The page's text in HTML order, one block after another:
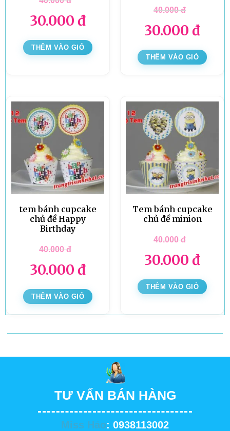
30.000 đ
THÊM VÀO GIỎ
40.000đ
30.000 đ
THÊM VÀO GIỎ
tem bánh cupcake
chủ đề Happy
Birthday
40.000đ
30.000 đ
THÊM VÀO GIỎ
Tem bánh cupcake
chủ đề minion
40.000đ
30.000 đ
THÊM VÀO GIỎ
TƯ VẤN BÁN HÀNG
Miss Hảo: 0938113002